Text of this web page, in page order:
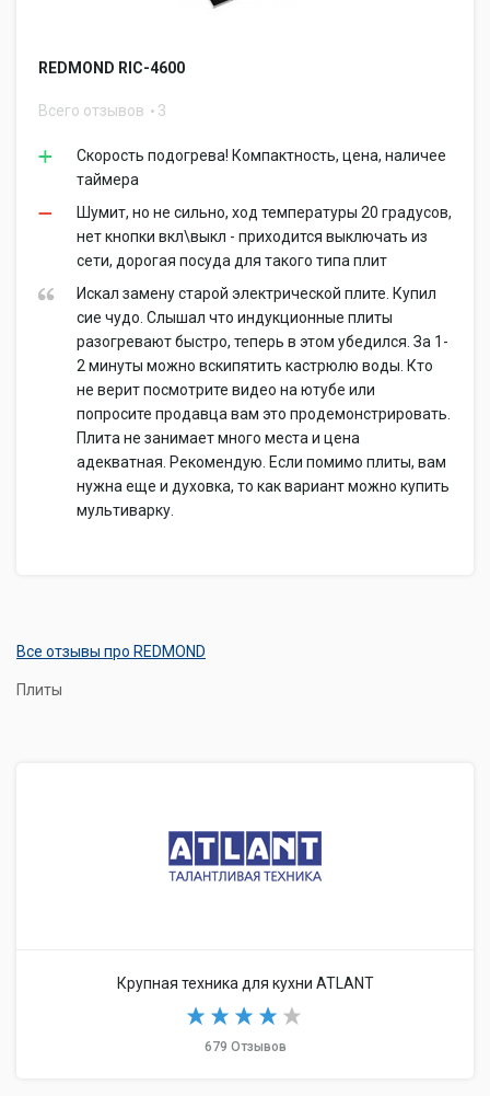
REDMOND RIC-4600
Всего отзывов 3
Скорость подогрева! Компактность, цена, наличее
таймера
Шумит, но не сильно, ход температуры 20 градусов,
нет кнопки вкл\выкл - приходится выключать из
сети, дорогая посуда для такого типа плит
Искал замену старой электрической плите. Купил
сие чудо. Слышал что индукционные плиты
разогревают быстро, теперь в этом убедился. За 1-
2 минуты можно вскипятить кастрюлю воды. Кто
не верит посмотрите видео на ютубе или
попросите продавца вам это продемонстрировать.
Плита не занимает много места и цена
адекватная. Рекомендую. Если помимо плиты, вам
нужна еще и духовка, то как вариант можно купить
мультиварку.
Все отзывы про REDMOND
Плиты
Крупная техника для кухни ATLANT
679 Отзывов